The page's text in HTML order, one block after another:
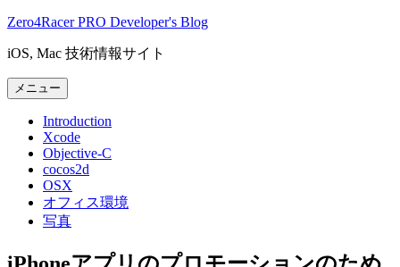
コ
テ
ン
ツ
Zero4Racer PRO Developer's Blog
iOS, Mac 技術情報サイト
メニュー
Introduction
Xcode
Objective-C
cocos2d
OSX
オフィス環境
写真